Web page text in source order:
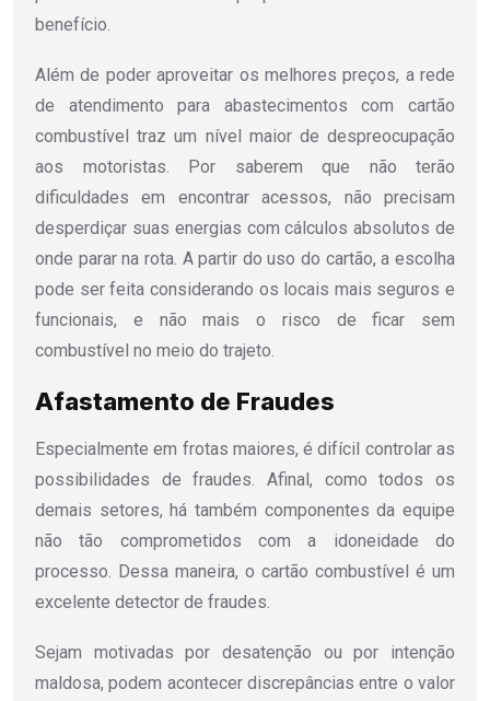
benefício.
Além de poder aproveitar os melhores preços, a rede
de atendimento para abastecimentos com cartão
combustível traz um nível maior de despreocupação
aos motoristas. Por saberem que não terão
dificuldades em encontrar acessos, não precisam
desperdiçar suas energias com cálculos absolutos de
onde parar na rota. A partir do uso do cartão, a escolha
pode ser feita considerando os locais mais seguros e
funcionais, e não mais o risco de ficar sem
combustível no meio do trajeto.
Afastamento de Fraudes
Especialmente em frotas maiores, é difícil controlar as
possibilidades de fraudes. Afinal, como todos os
demais setores, há também componentes da equipe
não tão comprometidos com a idoneidade do
processo. Dessa maneira, o cartão combustível é um
excelente detector de fraudes.
Sejam motivadas por desatenção ou por intenção
maldosa, podem acontecer discrepâncias entre o valor